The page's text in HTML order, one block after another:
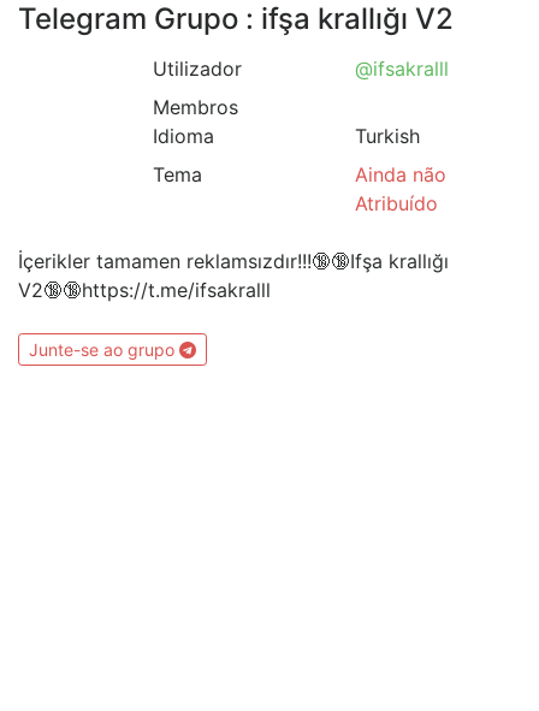
Telegram Grupo : ifşa krallığı V2
Utilizador
@ifsakralll
Membros
Idioma
Turkish
Tema
Ainda não
Atribuído
İçerikler tamamen reklamsızdır!!!🔞🔞Ifşa krallığı
V2🔞🔞https://t.me/ifsakralll
Junte-se ao grupo